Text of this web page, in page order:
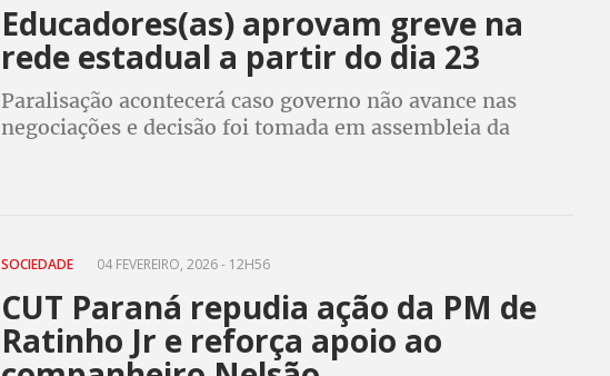
Educadores(as) aprovam greve na
rede estadual a partir do dia 23
Paralisação acontecerá caso governo não avance nas
negociações e decisão foi tomada em assembleia da
SOCIEDADE 04 FEVEREIRO, 2026 - 12H56
CUT Paraná repudia ação da PM de
Ratinho Jr e reforça apoio ao